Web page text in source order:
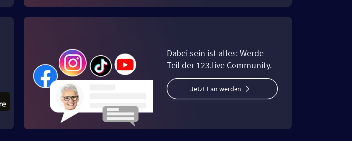
Dabei sein ist alles: Werde
Teil der 123.live Community.
Jetzt Fan werden